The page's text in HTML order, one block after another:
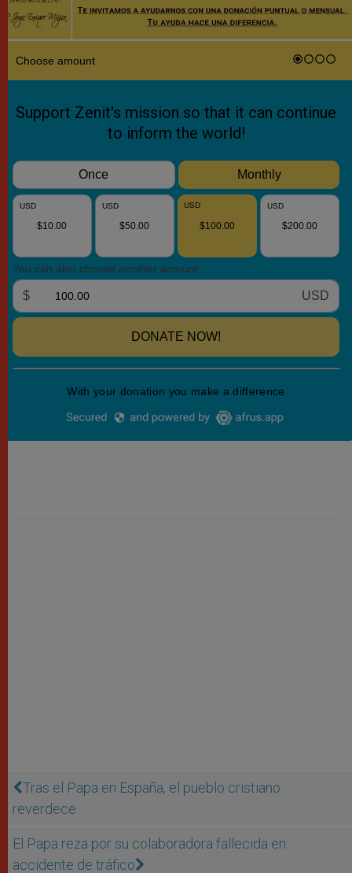
Tras el Papa en España, el pueblo cristiano
reverdece
El Papa reza por su colaboradora fallecida en
accidente de tráfico